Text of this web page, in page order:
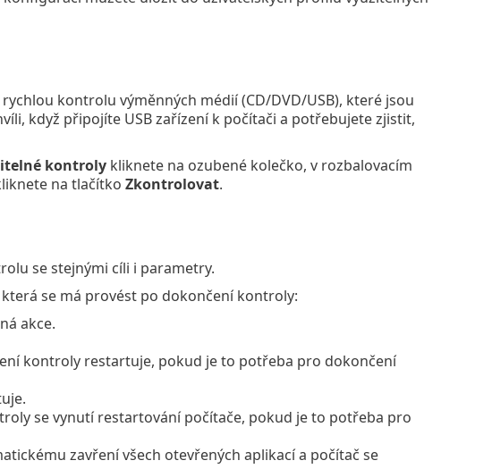
kontrolu výměnných médií (CD/DVD/USB), které jsou
když připojíte USB zařízení k počítači a potřebujete zjistit,
kontrolykliknete na ozubené kolečko, v rozbalovacím
na tlačítko Zkontrolovat.
se stejnými cíli i parametry.
se má provést po dokončení kontroly:
akce.
kontroly restartuje, pokud je to potřeba pro dokončení
se vynutí restartování počítače, pokud je to potřeba pro
zavření všech otevřených aplikací a počítač se